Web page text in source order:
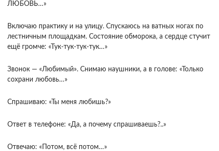
ЛЮБОВЬ…»
Включаю практику и на улицу. Спускаюсь на ватных ногах по
лестничным площадкам. Состояние обморока, а сердце стучит
ещё громче: «Тук-тук-тук-тук…»
Звонок — «Любимый». Снимаю наушники, а в голове: «Только
сохрани любовь…»
Спрашиваю: «Ты меня любишь?»
Ответ в телефоне: «Да, а почему спрашиваешь?..»
Отвечаю: «Потом, всё потом…»